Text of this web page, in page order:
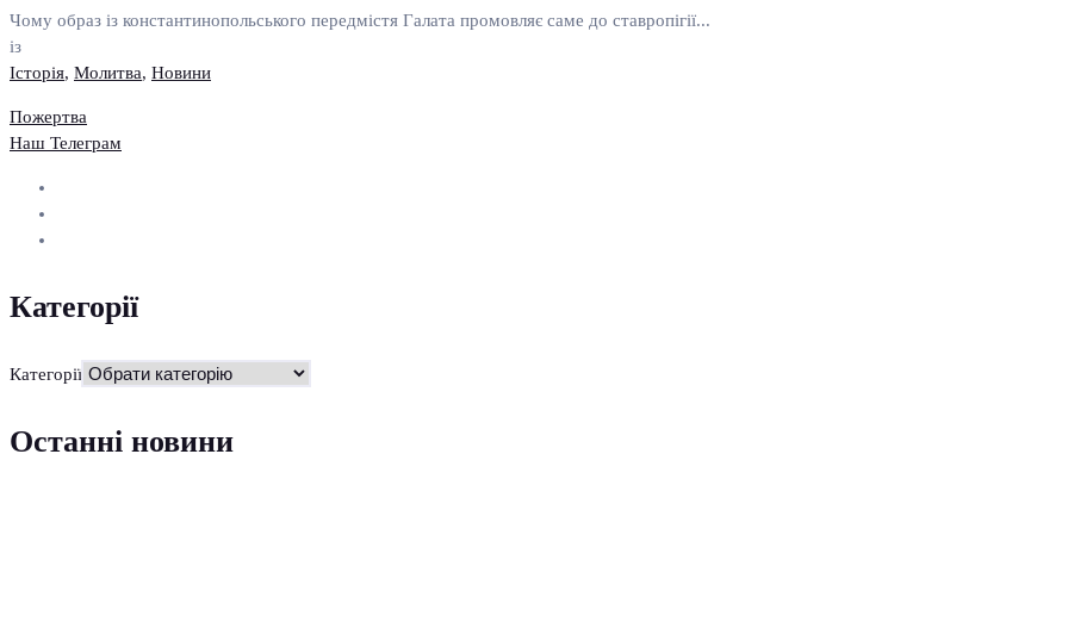
Чому образ із константинопольського передмістя Галата промовляє саме до ставропігії...
із
Історія, Молитва, Новини
Пожертва
Наш Телеграм
Категорії
Категорії
Останні новини